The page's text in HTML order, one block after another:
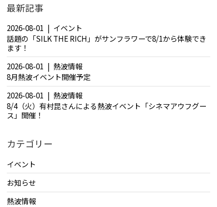
最新記事
2026-08-01
イベント
話題の「SILK THE RICH」がサンフラワーで8/1から体験でき
ます！
2026-08-01
熱波情報
8月熱波イベント開催予定
2026-08-01
熱波情報
8/4（火）有村昆さんによる熱波イベント「シネマアウフグー
ス」開催！
カテゴリー
イベント
お知らせ
熱波情報